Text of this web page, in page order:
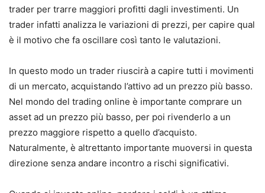
trader per trarre maggiori profitti dagli investimenti. Un
trader infatti analizza le variazioni di prezzi, per capire qual
è il motivo che fa oscillare così tanto le valutazioni.
In questo modo un trader riuscirà a capire tutti i movimenti
di un mercato, acquistando l’attivo ad un prezzo più basso.
Nel mondo del trading online è importante comprare un
asset ad un prezzo più basso, per poi rivenderlo a un
prezzo maggiore rispetto a quello d’acquisto.
Naturalmente, è altrettanto importante muoversi in questa
direzione senza andare incontro a rischi significativi.